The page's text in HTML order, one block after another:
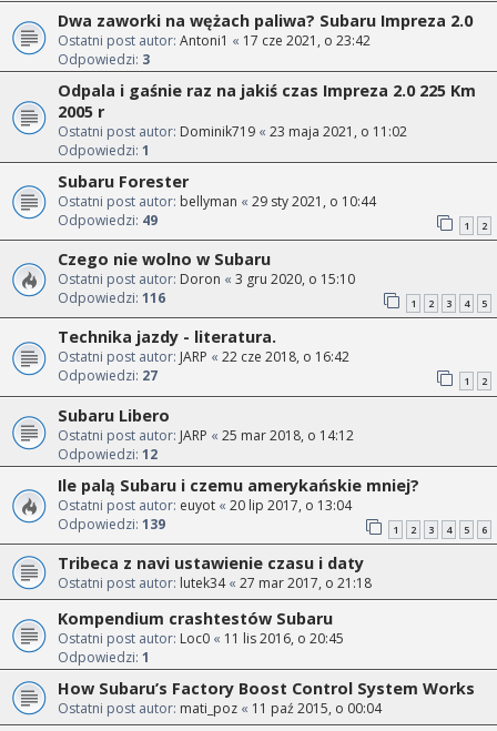
Dwa zaworki na wężach paliwa? Subaru Impreza 2.0
Ostatni post autor: Antoni1 « 17 cze 2021, o 23:42
Odpowiedzi: 3
Odpala i gaśnie raz na jakiś czas Impreza 2.0 225 Km
2005 r
Ostatni post autor: Dominik719 « 23 maja 2021, o 11:02
Odpowiedzi: 1
Subaru Forester
Ostatni post autor: bellyman « 29 sty 2021, o 10:44
Odpowiedzi: 49 1 2
Czego nie wolno w Subaru
Ostatni post autor: Doron « 3 gru 2020, o 15:10
Odpowiedzi: 116 1 2 3 4 5
Technika jazdy - literatura.
Ostatni post autor: JARP « 22 cze 2018, o 16:42
Odpowiedzi: 27 1 2
Subaru Libero
Ostatni post autor: JARP « 25 mar 2018, o 14:12
Odpowiedzi: 12
Ile palą Subaru i czemu amerykańskie mniej?
Ostatni post autor: euyot « 20 lip 2017, o 13:04
Odpowiedzi: 139 1 2 3 4 5 6
Tribeca z navi ustawienie czasu i daty
Ostatni post autor: lutek34« 27 mar 2017, o 21:18
Kompendium crashtestów Subaru
Ostatni post autor: Loc0 « 11 lis 2016, o 20:45
Odpowiedzi: 1
How Subaru’s Factory Boost Control System Works
Ostatni post autor: mati_poz « 11 paź 2015, o 00:04